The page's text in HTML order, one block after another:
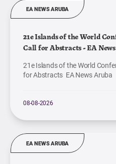
EA NEWS ARUBA
21e Islands of the World
Call for Abstracts - EA
21e Islands of the World
for Abstracts EA News Aruba
08-08-2026
EA NEWS ARUBA